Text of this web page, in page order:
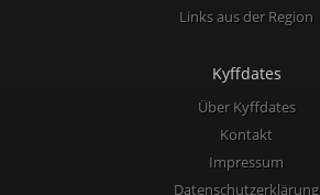
Links aus der Region
Kyffdates
Über Kyffdates
Kontakt
Impressum
Datenschutzerklärung